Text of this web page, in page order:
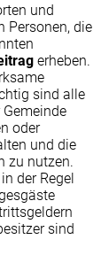
und
Personen, die
erheben.
sind alle
oder
und die
zu nutzen.
der Regel
sind